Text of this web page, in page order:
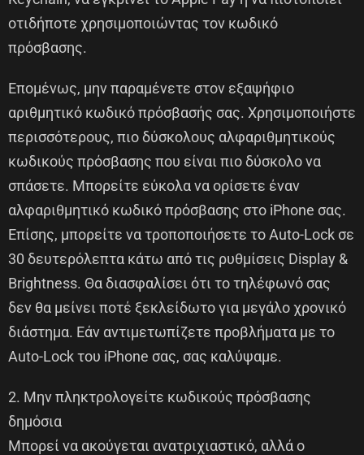
οτιδήποτε χρησιμοποιώντας τον κωδικό
πρόσβασης.
Επομένως, μην παραμένετε στον εξαψήφιο
αριθμητικό κωδικό πρόσβασής σας. Χρησιμοποιήστε
περισσότερους, πιο δύσκολους αλφαριθμητικούς
κωδικούς πρόσβασης που είναι πιο δύσκολο να
σπάσετε. Μπορείτε εύκολα να ορίσετε έναν
αλφαριθμητικό κωδικό πρόσβασης στο iPhone σας.
Επίσης, μπορείτε να τροποποιήσετε το Auto-Lock σε
30 δευτερόλεπτα κάτω από τις ρυθμίσεις Display &
Brightness. Θα διασφαλίσει ότι το τηλέφωνό σας
δεν θα μείνει ποτέ ξεκλείδωτο για μεγάλο χρονικό
διάστημα. Εάν αντιμετωπίζετε προβλήματα με το
Auto-Lock του iPhone σας, σας καλύψαμε.
2. Μην πληκτρολογείτε κωδικούς πρόσβασης
δημόσια
Μπορεί να ακούγεται ανατριχιαστικό, αλλά ο